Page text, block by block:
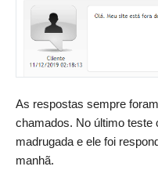
As respostas sempre
chamados. No último teste
madrugada e ele foi
manhã.